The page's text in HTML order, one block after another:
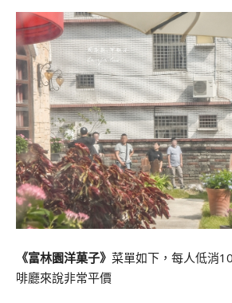
《富林園洋菓子》 菜單如下，每人低消
啡廳來說非常平價